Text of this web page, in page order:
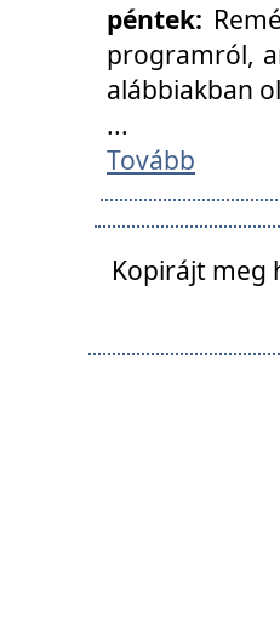
péntek:
programról,
alábbiakban
...
Tovább
Kopirájt meg